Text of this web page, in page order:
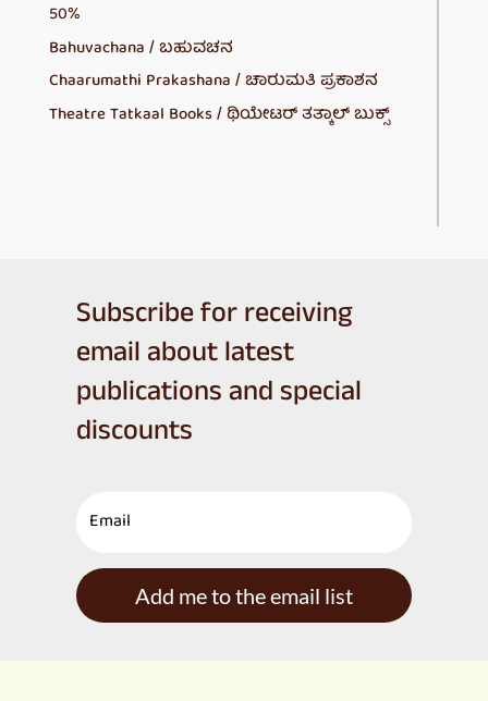
50%
Bahuvachana / ಬಹುವಚನ
Chaarumathi Prakashana / ಚಾರುಮತಿ ಪ್ರಕಾಶನ
Theatre Tatkaal Books / ಥಿಯೇಟರ್ ತತ್ಕಾಲ್ ಬುಕ್ಸ್
Subscribe for receiving
email about latest
publications and special
discounts
Add me to the email list